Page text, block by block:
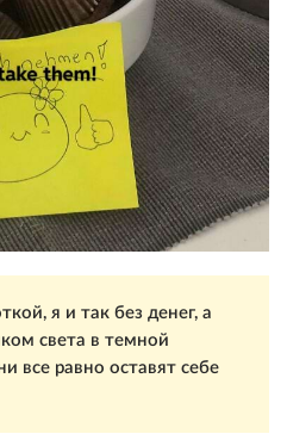
я и так без денег, а
света в темной
все равно оставят себе